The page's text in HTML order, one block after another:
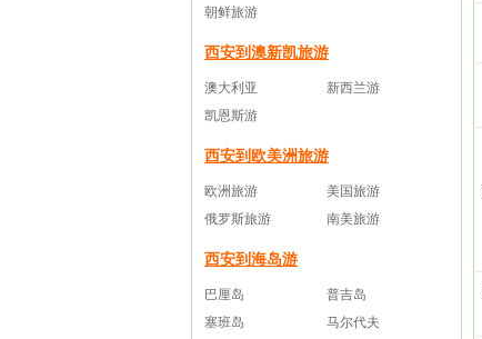
朝鲜旅游
西安到澳新凯旅游
澳大利亚
新西兰游
凯恩斯游
西安到欧美洲旅游
欧洲旅游
美国旅游
俄罗斯旅游
南美旅游
西安到海岛游
巴厘岛
普吉岛
塞班岛
马尔代夫